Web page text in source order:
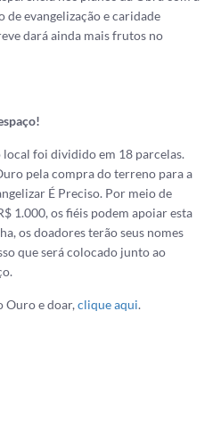
evangelização e caridade
dará ainda mais frutos no
local foi dividido em 18 parcelas.
pela compra do terreno para a
É Preciso. Por meio de
1.000, os fiéis podem apoiar esta
os doadores terão seus nomes
que será colocado junto ao
Ouro e doar,clique aqui.